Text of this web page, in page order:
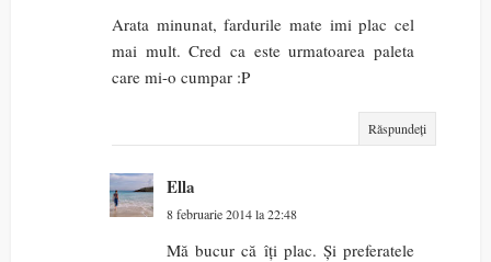
Arata minunat, fardurile mate imi plac cel
mai mult. Cred ca este urmatoarea paleta
care mi-o cumpar :P
Răspundeți
Ella
8 februarie 2014 la 22:48
Mă bucur că îți plac. Și preferatele